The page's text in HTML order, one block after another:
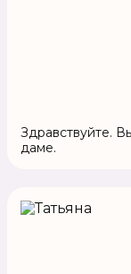
Здравствуйте.
даме.